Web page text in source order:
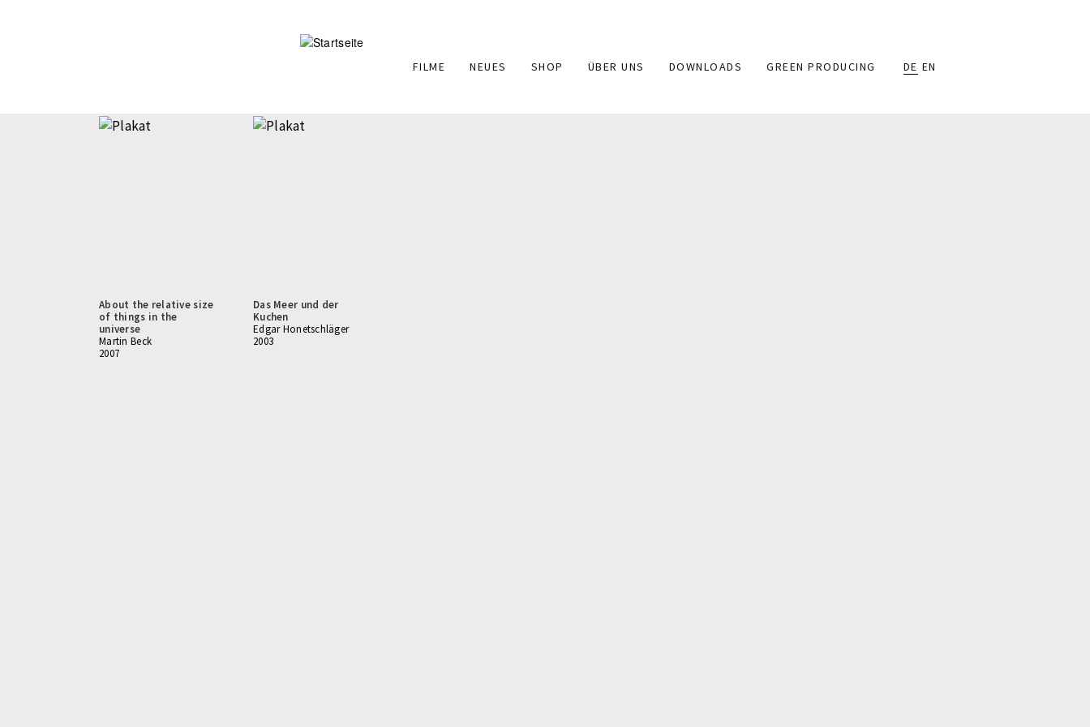
Main
FILME NEUES SHOP ÜBER UNS DOWNLOADS GREEN PRODUCING DE EN
About the relative size
of things in the
universe
Martin Beck
2007
Das Meer und der
Kuchen
Edgar Honetschläger
2003